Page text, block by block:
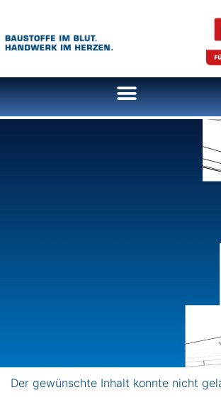
WOHNTRÄUME
VERWIRKLICHEN – MIT
Der gewünschte Inhalt konnte nicht